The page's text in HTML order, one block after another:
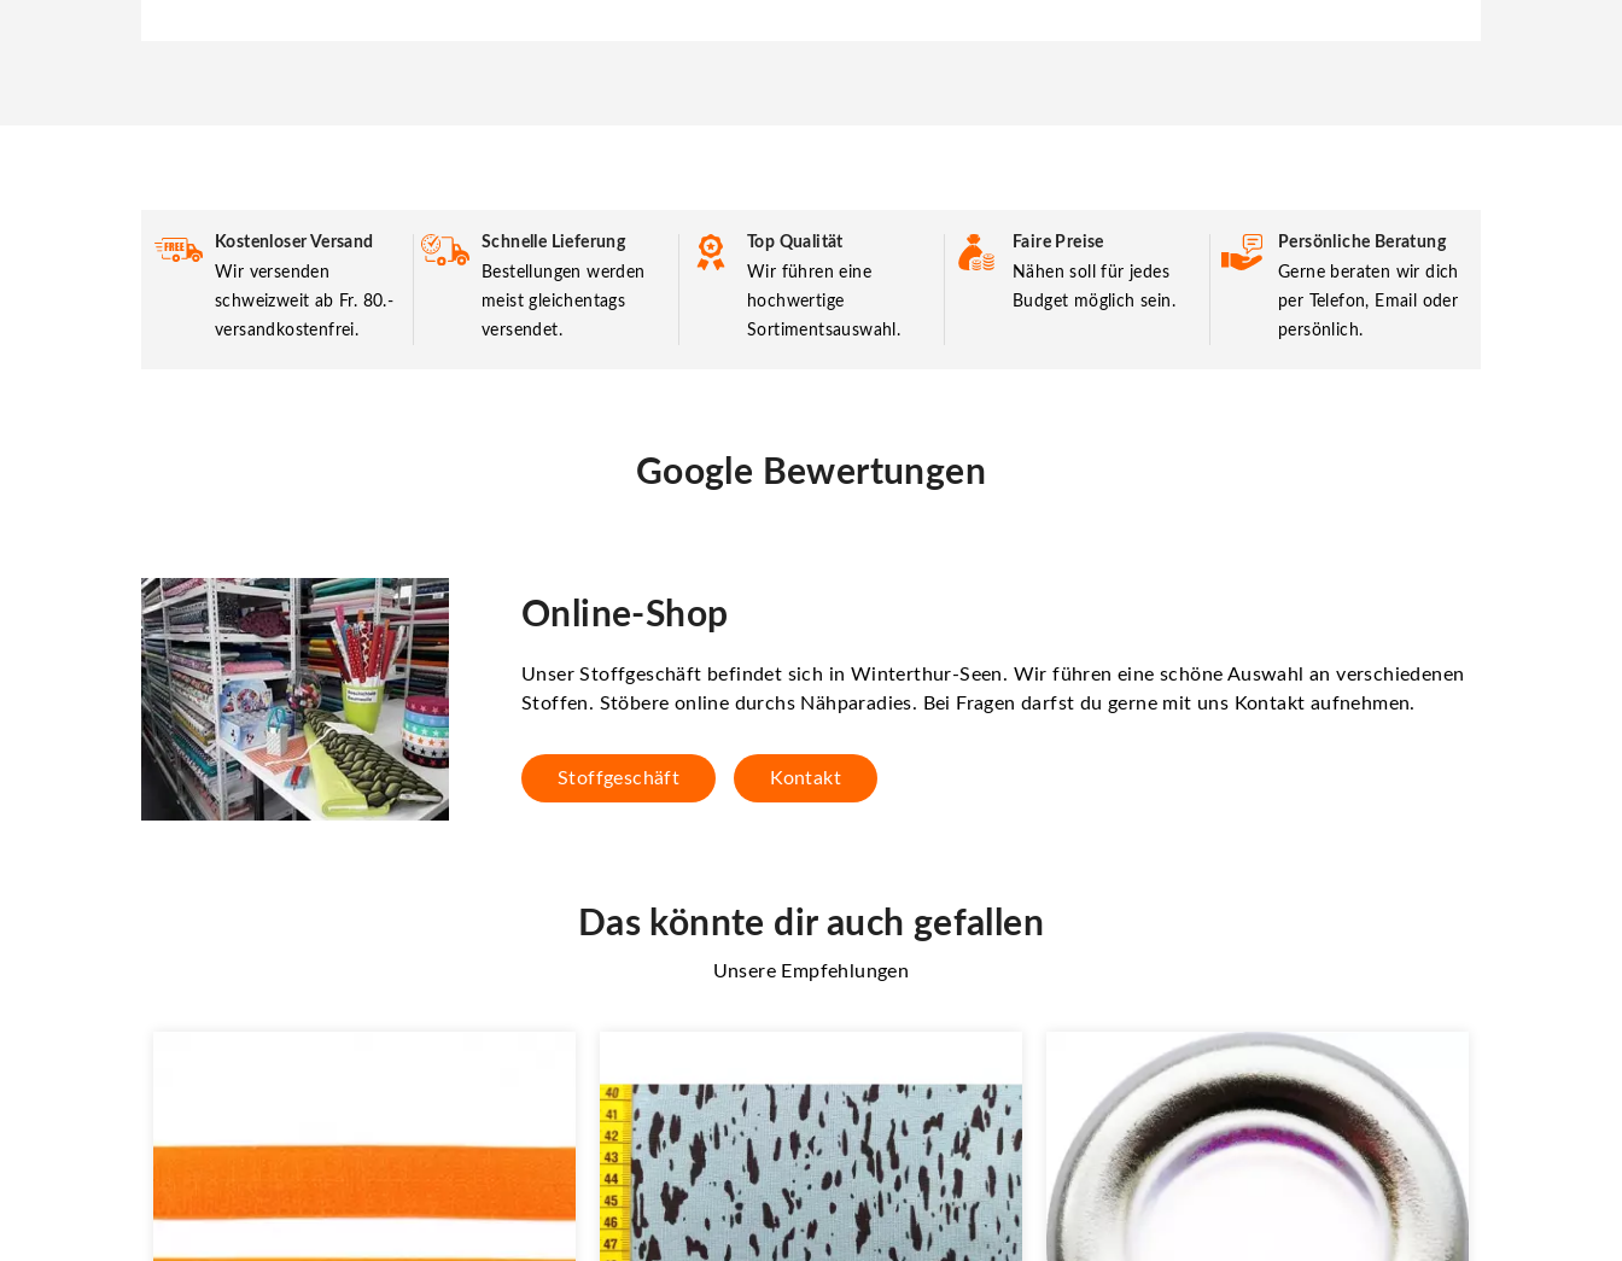
Kostenloser Versand
Wir versenden
schweizweit ab Fr. 80.-
versandkostenfrei.
Schnelle Lieferung
Bestellungen werden
meist gleichentags
versendet.
Top Qualität
Wir führen eine
hochwertige
Sortimentsauswahl.
Faire Preise
Nähen soll für jedes
Budget möglich sein.
Persönliche Beratung
Gerne beraten wir dich
per Telefon, Email oder
persönlich.
Google Bewertungen
Online-Shop
Unser Stoffgeschäft befindet sich in Winterthur-Seen. Wir führen eine schöne Auswahl an verschiedenen
Stoffen. Stöbere online durchs Nähparadies. Bei Fragen darfst du gerne mit uns Kontakt aufnehmen.
Stoffgeschäft Kontakt
Das könnte dir auch gefallen
Unsere Empfehlungen